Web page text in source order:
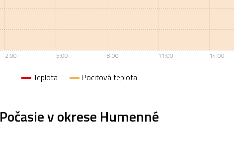
2:00 5:00 8:00 11:00 14:00
Teplota Pocitová teplota
Počasie v okrese Humenné